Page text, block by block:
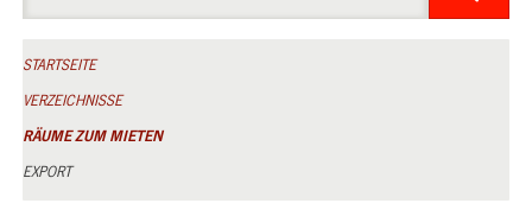
STARTSEITE
VERZEICHNISSE
RÄUME ZUM MIETEN
EXPORT